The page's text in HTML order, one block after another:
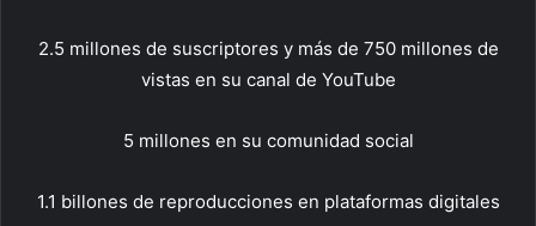
2.5 millones de suscriptores y más de 750 millones de
vistas en su canal de YouTube
5 millones en su comunidad social
1.1 billones de reproducciones en plataformas digitales